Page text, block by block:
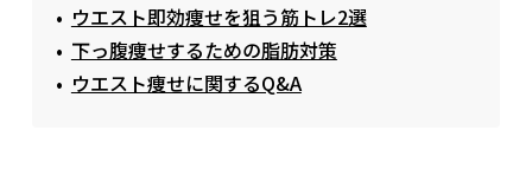
ウエスト即効痩せを狙う筋トレ2選
下っ腹痩せするための脂肪対策
ウエスト痩せに関するQ&A